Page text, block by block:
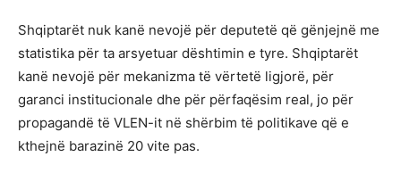
Shqiptarët nuk kanë nevojë për deputetë që gënjejnë me
statistika për ta arsyetuar dështimin e tyre. Shqiptarët
kanë nevojë për mekanizma të vërtetë ligjorë, për
garanci institucionale dhe për përfaqësim real, jo për
propagandë të VLEN-it në shërbim të politikave që e
kthejnë barazinë 20 vite pas.